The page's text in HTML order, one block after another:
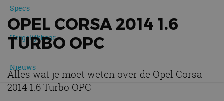
Specs
Vergelijkbaar
Nieuws
OPEL CORSA 2014 1.6
TURBO OPC
Alles wat je moet weten over de Opel Corsa
2014 1.6 Turbo OPC